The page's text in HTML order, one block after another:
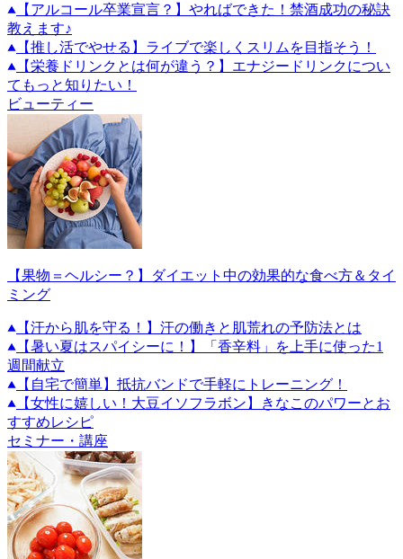
【アルコール卒業宣言？】やればできた！禁酒成功の秘訣
教えます♪
【推し活でやせる】ライブで楽しくスリムを目指そう！
【栄養ドリンクとは何が違う？】エナジードリンクについ
てもっと知りたい！
ビューティー
【果物＝ヘルシー？】ダイエット中の効果的な食べ方＆タイ
ミング
【汗から肌を守る！】汗の働きと肌荒れの予防法とは
【暑い夏はスパイシーに！】「香辛料」を上手に使った1
週間献立
【自宅で簡単】抵抗バンドで手軽にトレーニング！
【女性に嬉しい！大豆イソフラボン】きなこのパワーとお
すすめレシピ
セミナー・講座